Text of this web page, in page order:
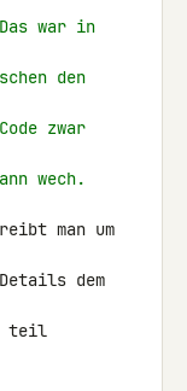
war in
den
zwar
wech.
man um
dem
teil